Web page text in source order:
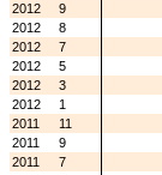
2012
9
2012
8
2012
7
2012
5
2012
3
2012
1
2011
11
2011
9
2011
7